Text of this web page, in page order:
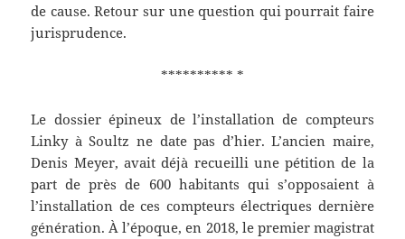
de cause. Retour sur une question qui pourrait faire
jurisprudence.
********** *
Le dossier épineux de l’installation de compteurs
Linky à Soultz ne date pas d’hier. L’ancien maire,
Denis Meyer, avait déjà recueilli une pétition de la
part de près de 600 habitants qui s’opposaient à
l’installation de ces compteurs électriques dernière
génération. À l’époque, en 2018, le premier magistrat